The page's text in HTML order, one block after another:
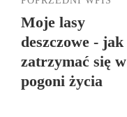
Moje lasy
deszczowe - jak
zatrzymać się w
pogoni życia